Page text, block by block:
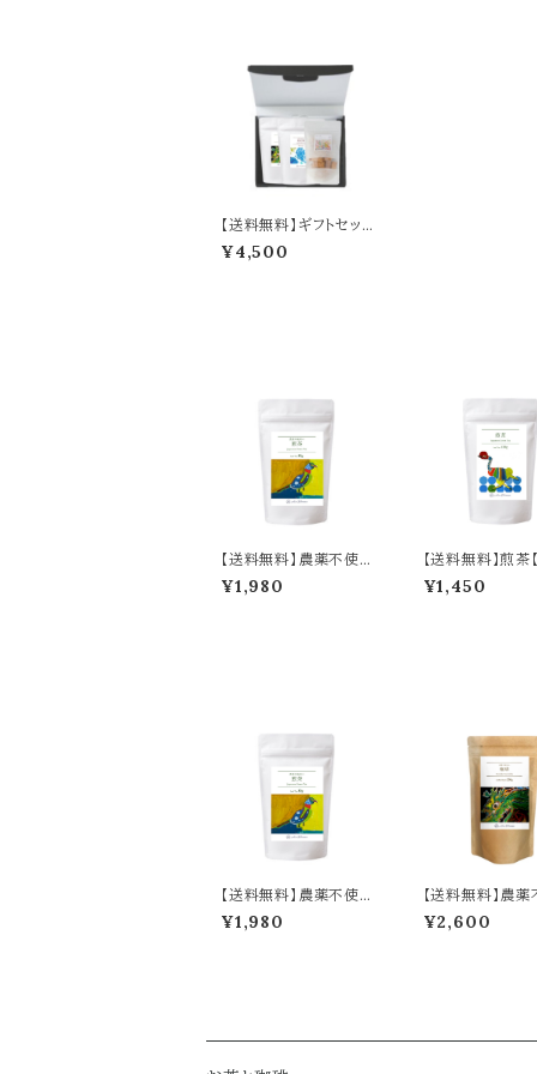
【送料無料】ギフトセット
A／Gift Set A
¥4,500
【送料無料】農薬不使用
の煎茶【リーフ】80g／
Pesticide-Free Senc
¥1,980
【送料無料】煎茶
フ】100g／
a Leaves 100g
¥1,450
【送料無料】農薬不使用
の煎茶【リーフ】80g／
Pesticide-Free Senc
¥1,980
【送料無料】農
の珈琲【豆】
sticide-Free
¥2,600